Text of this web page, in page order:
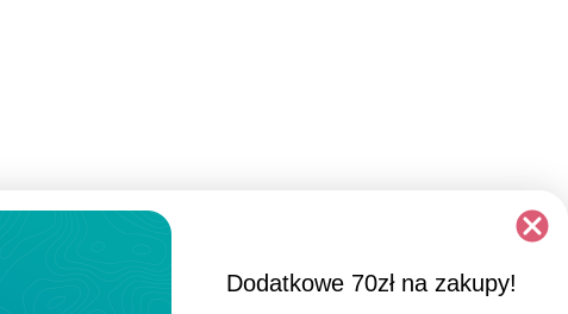
Dodatkowe 70zł na zakupy!